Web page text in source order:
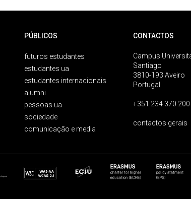
PÚBLICOS
futuros estudantes
estudantes ua
estudantes internacionais
alumni
pessoas ua
sociedade
comunicação e media
CONTACTOS
Campus
Santiago
3810-193 Aveiro
Portugal
+351 234 370 200
contactos gerais